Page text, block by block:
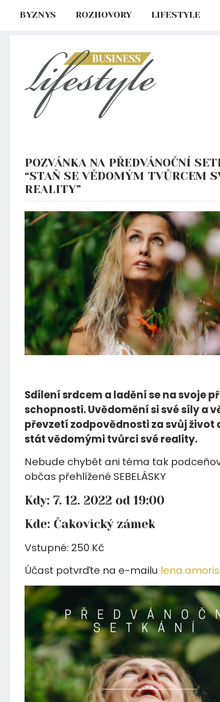
BYZNYS ROZHOVORY LIFESTYLE
POZVÁNKA NA PŘEDVÁNOČNÍ
“STAŇ SE VĚDOMÝM TVŮRCEM
REALITY”
Sdílení srdcem a ladění se na svoje
schopnosti. Uvědomění si své síly a
převzetí zodpovědnosti za svůj život
stát vědomými tvůrci své reality.
Nebude chybět ani téma tak
občas přehlížené SEBELÁSKY
Kdy: 7. 12. 2022 od 19:00
Kde: Čakovický zámek
Vstupné: 250 Kč
Účast potvrďte na e-mailu